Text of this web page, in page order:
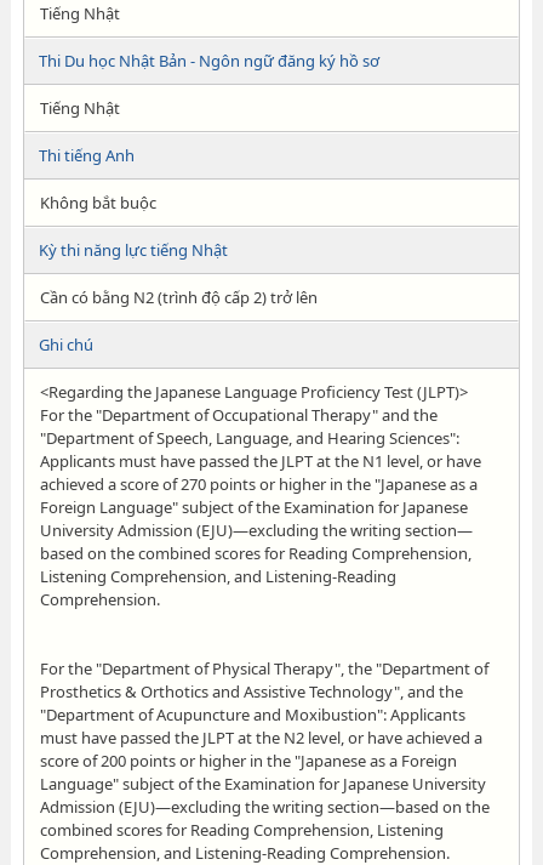
Tiếng Nhật
Thi Du học Nhật Bản - Ngôn ngữ đăng ký hồ sơ
Tiếng Nhật
Thi tiếng Anh
Không bắt buộc
Kỳ thi năng lực tiếng Nhật
Cần có bằng N2 (trình độ cấp 2) trở lên
Ghi chú
<Regarding the Japanese Language Proficiency Test (JLPT)>
For the "Department of Occupational Therapy" and the
"Department of Speech, Language, and Hearing Sciences":
Applicants must have passed the JLPT at the N1 level, or have
achieved a score of 270 points or higher in the "Japanese as a
Foreign Language" subject of the Examination for Japanese
University Admission (EJU)—excluding the writing section—
based on the combined scores for Reading Comprehension,
Listening Comprehension, and Listening-Reading
Comprehension.
For the "Department of Physical Therapy", the "Department of
Prosthetics & Orthotics and Assistive Technology", and the
"Department of Acupuncture and Moxibustion": Applicants
must have passed the JLPT at the N2 level, or have achieved a
score of 200 points or higher in the "Japanese as a Foreign
Language" subject of the Examination for Japanese University
Admission (EJU)—excluding the writing section—based on the
combined scores for Reading Comprehension, Listening
Comprehension, and Listening-Reading Comprehension.